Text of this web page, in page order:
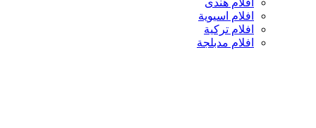
افلام هندى
افلام اسيوية
افلام تركية
افلام مدبلجة